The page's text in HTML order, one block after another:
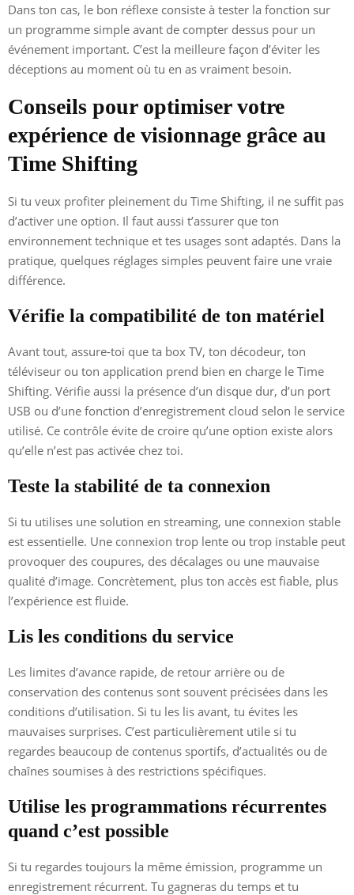
Dans ton cas, le bon réflexe consiste à tester la fonction sur
un programme simple avant de compter dessus pour un
événement important. C’est la meilleure façon d’éviter les
déceptions au moment où tu en as vraiment besoin.
Conseils pour optimiser votre
expérience de visionnage grâce au
Time Shifting
Si tu veux profiter pleinement du Time Shifting, il ne suffit pas
d’activer une option. Il faut aussi t’assurer que ton
environnement technique et tes usages sont adaptés. Dans la
pratique, quelques réglages simples peuvent faire une vraie
différence.
Vérifie la compatibilité de ton matériel
Avant tout, assure-toi que ta box TV, ton décodeur, ton
téléviseur ou ton application prend bien en charge le Time
Shifting. Vérifie aussi la présence d’un disque dur, d’un port
USB ou d’une fonction d’enregistrement cloud selon le service
utilisé. Ce contrôle évite de croire qu’une option existe alors
qu’elle n’est pas activée chez toi.
Teste la stabilité de ta connexion
Si tu utilises une solution en streaming, une connexion stable
est essentielle. Une connexion trop lente ou trop instable peut
provoquer des coupures, des décalages ou une mauvaise
qualité d’image. Concrètement, plus ton accès est fiable, plus
l’expérience est fluide.
Lis les conditions du service
Les limites d’avance rapide, de retour arrière ou de
conservation des contenus sont souvent précisées dans les
conditions d’utilisation. Si tu les lis avant, tu évites les
mauvaises surprises. C’est particulièrement utile si tu
regardes beaucoup de contenus sportifs, d’actualités ou de
chaînes soumises à des restrictions spécifiques.
Utilise les programmations récurrentes
quand c’est possible
Si tu regardes toujours la même émission, programme un
enregistrement récurrent. Tu gagneras du temps et tu